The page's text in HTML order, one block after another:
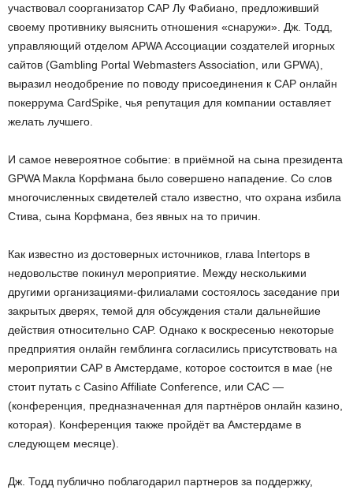
участвовал соорганизатор CAP Лу Фабиано, предложивший
своему противнику выяснить отношения «снаружи». Дж. Тодд,
управляющий отделом APWA Ассоциации создателей игорных
сайтов (Gambling Portal Webmasters Association, или GPWA),
выразил неодобрение по поводу присоединения к CAP онлайн
покеррума CardSpike, чья репутация для компании оставляет
желать лучшего.
И самое невероятное событие: в приёмной на сына президента
GPWA Макла Корфмана было совершено нападение. Со слов
многочисленных свидетелей стало известно, что охрана избила
Стива, сына Корфмана, без явных на то причин.
Как известно из достоверных источников, глава Intertops в
недовольстве покинул мероприятие. Между несколькими
другими организациями-филиалами состоялось заседание при
закрытых дверях, темой для обсуждения стали дальнейшие
действия относительно CAP. Однако к воскресенью некоторые
предприятия онлайн гемблинга согласились присутствовать на
мероприятии CAP в Амстердаме, которое состоится в мае (не
стоит путать с Casino Affiliate Conference, или CAC —
(конференция, предназначенная для партнёров онлайн казино,
которая). Конференция также пройдёт ва Амстердаме в
следующем месяце).
Дж. Тодд публично поблагодарил партнеров за поддержку,